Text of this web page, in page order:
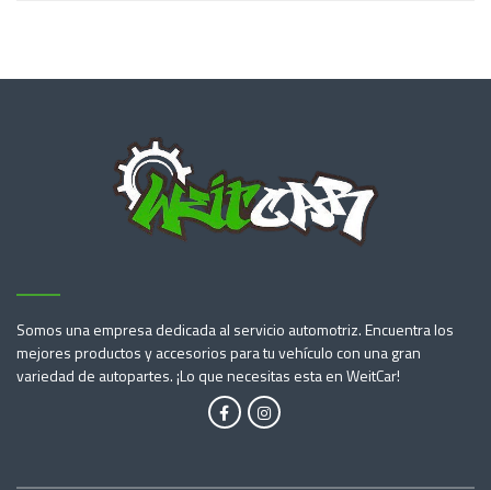
Somos una empresa dedicada al servicio automotriz. Encuentra los
mejores productos y accesorios para tu vehículo con una gran
variedad de autopartes. ¡Lo que necesitas esta en WeitCar!